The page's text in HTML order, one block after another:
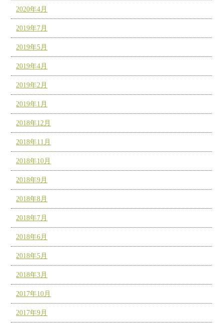
2020年4月
2019年7月
2019年5月
2019年4月
2019年2月
2019年1月
2018年12月
2018年11月
2018年10月
2018年9月
2018年8月
2018年7月
2018年6月
2018年5月
2018年3月
2017年10月
2017年9月